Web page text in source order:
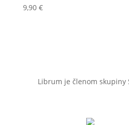
9,90 €
Librum je členom skupiny